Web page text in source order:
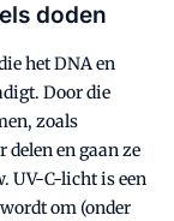
doden
het DNA en
Door die
zoals
en gaan ze
UV-C-licht is een
om (onder